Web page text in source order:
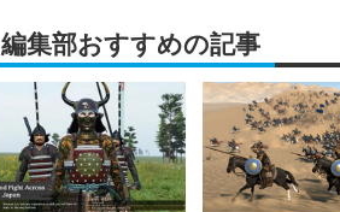
編集部おすすめの記事